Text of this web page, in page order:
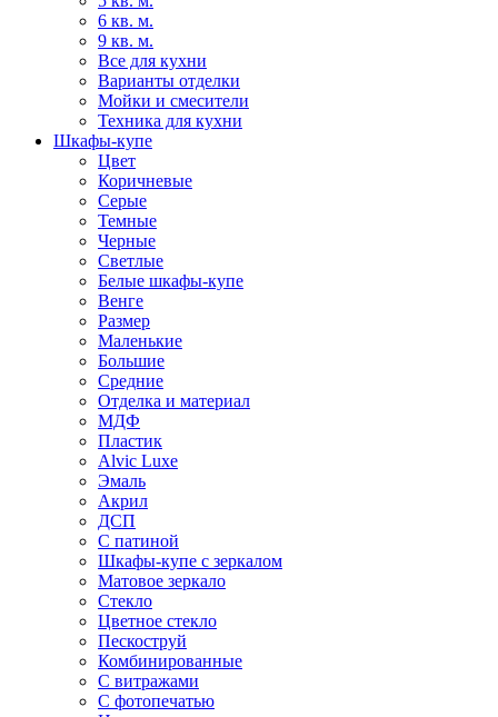
6 кв. м.
9 кв. м.
Все для кухни
Варианты отделки
Мойки и смесители
Техника для кухни
Шкафы-купе
Цвет
Коричневые
Серые
Темные
Черные
Светлые
Белые шкафы-купе
Венге
Размер
Маленькие
Большие
Средние
Отделка и материал
МДФ
Пластик
Alvic Luxe
Эмаль
Акрил
ДСП
С патиной
Шкафы-купе с зеркалом
Матовое зеркало
Стекло
Цветное стекло
Пескоструй
Комбинированные
С витражами
С фотопечатью